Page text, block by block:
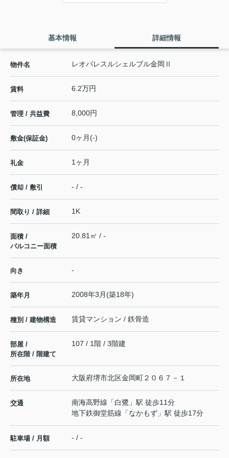
基本情報 詳細情報
物件名 レオパレスルシェルブル金岡Ⅱ
賃料 6.2万円
管理 / 共益費 8,000円
敷金(保証金) 0ヶ月(-)
礼金 1ヶ月
償却 / 敷引 - / -
間取り / 詳細 1K
面積 /
バルコニー面積
20.81㎡ / -
向き -
築年月 2008年3月(築18年)
種別 / 建物構造 賃貸マンション / 鉄骨造
部屋 /
所在階 / 階建て
107 / 1階 / 3階建
所在地 大阪府堺市北区金岡町２０６７－１
交通 南海高野線 「白鷺 」駅 徒歩11分
地下鉄御堂筋線 「なかもず 」駅 徒歩17分
駐車場 / 月額 - / -